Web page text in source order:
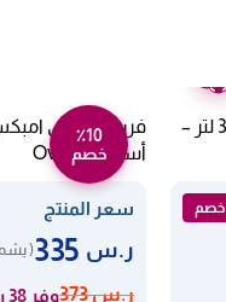
فرن كهربائي impex مع شواية 1500 وات 35 لتر –
٪10
خصمأسود Ov 2902
سعر المنتج
ر.س (
ر.س373 وفر 38 ر.س